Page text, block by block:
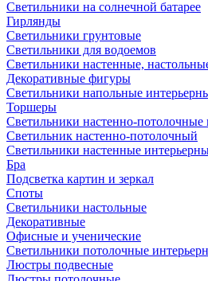
Светильники на солнечной батарее
Гирлянды
Светильники грунтовые
Светильники для водоемов
Светильники настенные,
Декоративные фигуры
Светильники напольные
Торшеры
Светильники настенно-потолочные
Светильник настенно-потолочный
Светильники настенные
Бра
Подсветка картин и зеркал
Споты
Светильники настольные
Декоративные
Офисные и ученические
Светильники потолочные
Люстры подвесные